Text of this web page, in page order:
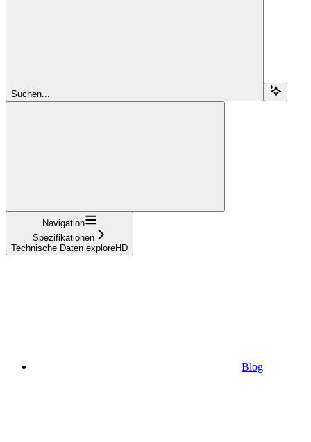
Suchen...
Navigation
Spezifikationen
Technische Daten exploreHD
Blog